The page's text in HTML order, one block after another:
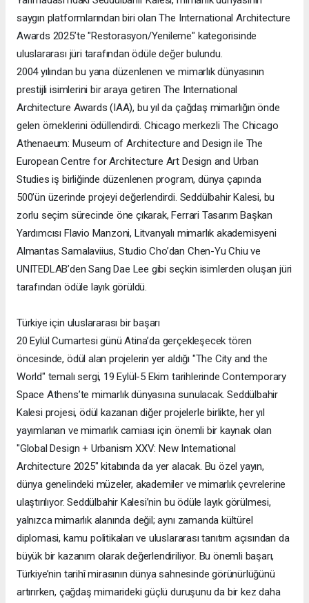
saygın platformlarından biri olan The International Architecture
Awards 2025’te "Restorasyon/Yenileme" kategorisinde
uluslararası jüri tarafından ödüle değer bulundu.
2004 yılından bu yana düzenlenen ve mimarlık dünyasının
prestijli isimlerini bir araya getiren The International
Architecture Awards (IAA), bu yıl da çağdaş mimarlığın önde
gelen örneklerini ödüllendirdi. Chicago merkezli The Chicago
Athenaeum: Museum of Architecture and Design ile The
European Centre for Architecture Art Design and Urban
Studies iş birliğinde düzenlenen program, dünya çapında
500’ün üzerinde projeyi değerlendirdi. Seddülbahir Kalesi, bu
zorlu seçim sürecinde öne çıkarak, Ferrari Tasarım Başkan
Yardımcısı Flavio Manzoni, Litvanyalı mimarlık akademisyeni
Almantas Samalaviius, Studio Cho’dan Chen-Yu Chiu ve
UNITEDLAB’den Sang Dae Lee gibi seçkin isimlerden oluşan jüri
tarafından ödüle layık görüldü.
Türkiye için uluslararası bir başarı
20 Eylül Cumartesi günü Atina’da gerçekleşecek tören
öncesinde, ödül alan projelerin yer aldığı "The City and the
World" temalı sergi, 19 Eylül-5 Ekim tarihlerinde Contemporary
Space Athens’te mimarlık dünyasına sunulacak. Seddülbahir
Kalesi projesi, ödül kazanan diğer projelerle birlikte, her yıl
yayımlanan ve mimarlık camiası için önemli bir kaynak olan
"Global Design + Urbanism XXV: New International
Architecture 2025" kitabında da yer alacak. Bu özel yayın,
dünya genelindeki müzeler, akademiler ve mimarlık çevrelerine
ulaştırılıyor. Seddülbahir Kalesi’nin bu ödüle layık görülmesi,
yalnızca mimarlık alanında değil; aynı zamanda kültürel
diplomasi, kamu politikaları ve uluslararası tanıtım açısından da
büyük bir kazanım olarak değerlendiriliyor. Bu önemli başarı,
Türkiye’nin tarihî mirasının dünya sahnesinde görünürlüğünü
artırırken, çağdaş mimarideki güçlü duruşunu da bir kez daha